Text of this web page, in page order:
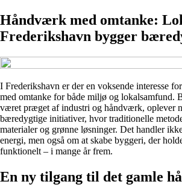
Håndværk med omtanke:
Frederikshavn bygger
I Frederikshavn er der en voksende interesse
med omtanke for både miljø og lokalsamfund.
været præget af industri og håndværk, oplever
bæredygtige initiativer, hvor traditionelle
materialer og grønne løsninger. Det handler
energi, men også om at skabe byggeri, der
funktionelt – i mange år frem.
En ny tilgang til det gamle